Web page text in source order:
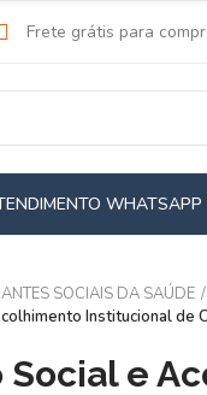
Frete grátis para
WHATSAPP
SOCIAIS DA SAÚDE
Institucional de
Social e